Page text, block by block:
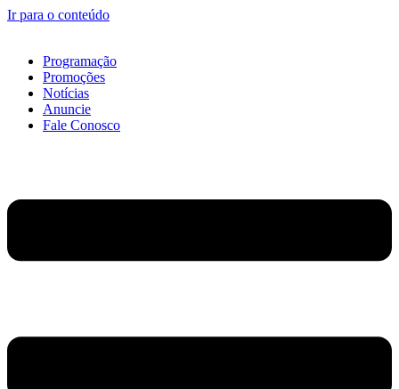
Ir para o conteúdo
Programação
Promoções
Notícias
Anuncie
Fale Conosco